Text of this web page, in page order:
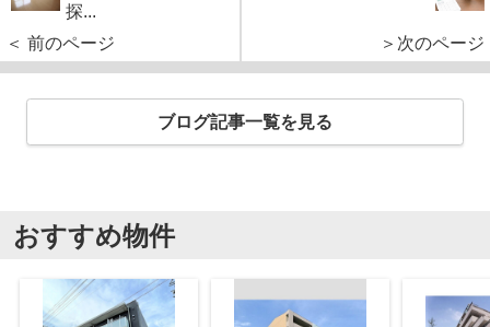
探...
＜ 前のページ
＞次のページ
ブログ記事一覧を見る
おすすめ物件